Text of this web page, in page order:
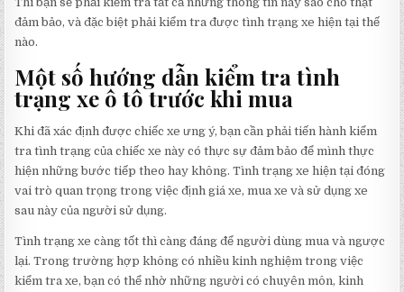
đảm bảo, và đặc biệt phải kiểm tra được tình trạng xe hiện tại thế
nào.
Một số hướng dẫn kiểm tra tình
trạng xe ô tô trước khi mua
Khi đã xác định được chiếc xe ưng ý, bạn cần phải tiến hành kiểm
tra tình trạng của chiếc xe này có thực sự đảm bảo để mình thực
hiện những bước tiếp theo hay không. Tình trạng xe hiện tại đóng
vai trò quan trọng trong việc định giá xe, mua xe và sử dụng xe
sau này của người sử dụng.
Tình trạng xe càng tốt thì càng đáng để người dùng mua và ngược
lại. Trong trường hợp không có nhiều kinh nghiệm trong việc
kiểm tra xe, bạn có thể nhờ những người có chuyên môn, kinh